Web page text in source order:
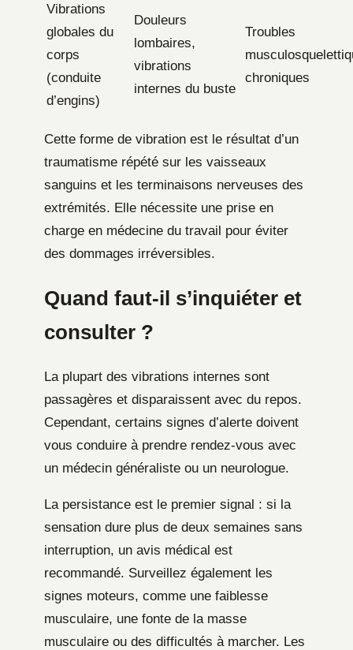
Vibrations
globales du
corps
(conduite
d’engins)
Douleurs
lombaires,
vibrations
internes du buste
Troubles
chroniques
Cette forme de vibration est le résultat d’un
traumatisme répété sur les vaisseaux
sanguins et les terminaisons nerveuses des
extrémités. Elle nécessite une prise en
charge en médecine du travail pour éviter
des dommages irréversibles.
Quand faut-il s’inquiéter et
consulter ?
La plupart des vibrations internes sont
passagères et disparaissent avec du repos.
Cependant, certains signes d’alerte doivent
vous conduire à prendre rendez-vous avec
un médecin généraliste ou un neurologue.
La persistance est le premier signal : si la
sensation dure plus de deux semaines sans
interruption, un avis médical est
recommandé. Surveillez également les
signes moteurs, comme une faiblesse
musculaire, une fonte de la masse
musculaire ou des difficultés à marcher. Les